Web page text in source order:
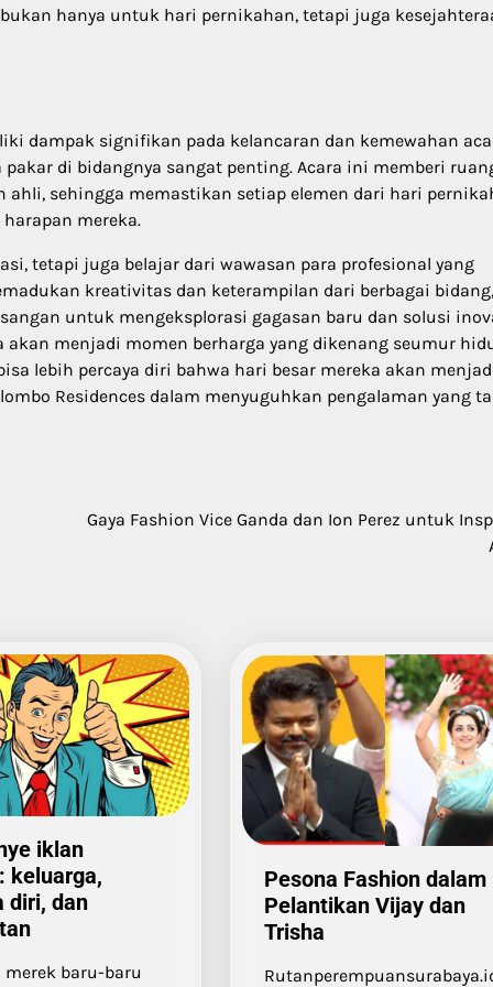
hanya untuk hari pernikahan, tetapi juga
dampak signifikan pada kelancaran dan kemewahan
di bidangnya sangat penting. Acara ini memberi
sehingga memastikan setiap elemen dari hari
mereka.
tetapi juga belajar dari wawasan para profesional yang
kreativitas dan keterampilan dari berbagai bidang,
untuk mengeksplorasi gagasan baru dan solusi
menjadi momen berharga yang dikenang seumur
lebih percaya diri bahwa hari besar mereka akan
Residences dalam menyuguhkan pengalaman yang
Gaya Fashion Vice Ganda dan Ion Perez untuk
iklan
keluarga,
diri, dan
merek baru-baru
Pesona Fashion dalam
Pelantikan Vijay dan
Trisha